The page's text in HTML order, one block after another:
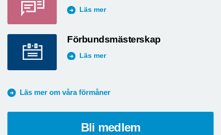
Läs mer
Förbundsmästerskap
Läs mer
Läs mer om våra förmåner
Bli medlem